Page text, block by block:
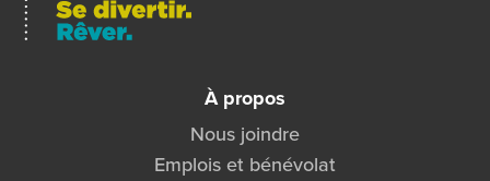
À propos
Nous joindre
Emplois et bénévolat